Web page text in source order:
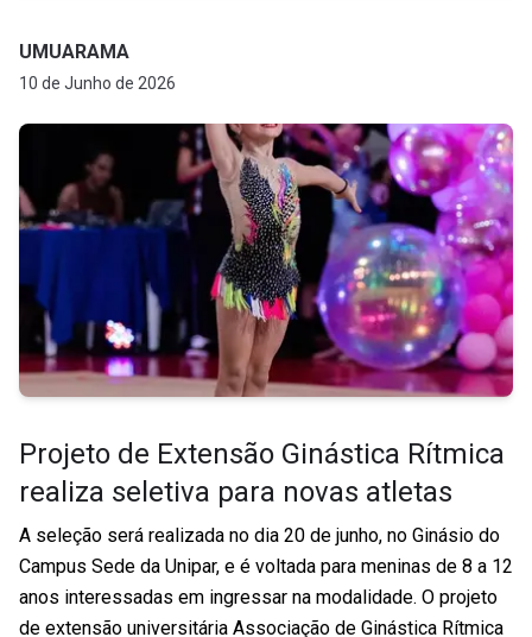
UMUARAMA
10 de Junho de 2026
Projeto de Extensão Ginástica Rítmica
realiza seletiva para novas atletas
A seleção será realizada no dia 20 de junho, no Ginásio do
Campus Sede da Unipar, e é voltada para meninas de 8 a 12
anos interessadas em ingressar na modalidade. O projeto
de extensão universitária Associação de Ginástica Rítmica